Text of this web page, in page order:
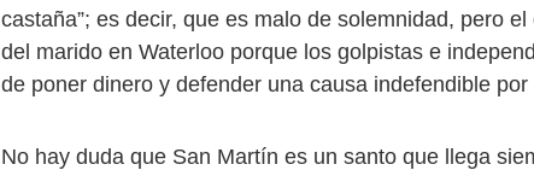
castaña”; es decir, que es malo de solemnidad, pero
del marido en Waterloo porque los golpistas e
de poner dinero y defender una causa indefendible
No hay duda que San Martín es un santo que llega